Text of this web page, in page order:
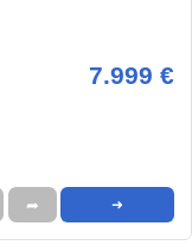
7.999 €
➦ ➜